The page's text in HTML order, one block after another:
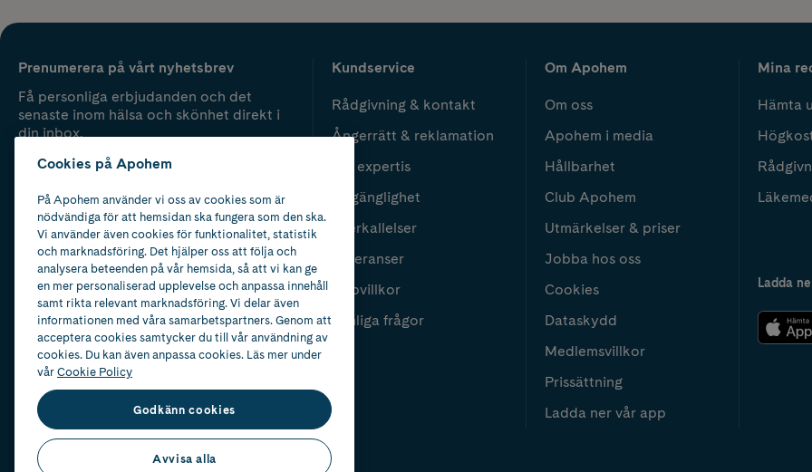
Prenumerera på vårt nyhetsbrev
Få personliga erbjudanden och det
senaste inom hälsa och skönhet direkt i
din inbox.
Kundservice
Rådgivning & kontakt
Ångerrätt & reklamation
Vår expertis
Tillgänglighet
Återkallelser
Leveranser
Köpvillkor
Vanliga frågor
Om Apohem
Om oss
Apohem i media
Hållbarhet
Club Apohem
Utmärkelser & priser
Jobba hos oss
Cookies
Dataskydd
Medlemsvillkor
Prissättning
Ladda ner vår app
Mina
Hämta
Ladda
Cookies på Apohem
På Apohem använder vi oss av cookies som är
nödvändiga för att hemsidan ska fungera som den ska.
Vi använder även cookies för funktionalitet, statistik
och marknadsföring. Det hjälper oss att följa och
analysera beteenden på vår hemsida, så att vi kan ge
en mer personaliserad upplevelse och anpassa innehåll
samt rikta relevant marknadsföring. Vi delar även
informationen med våra samarbetspartners. Genom att
acceptera cookies samtycker du till vår användning av
cookies. Du kan även anpassa cookies. Läs mer under
vårCookie Policy
Godkänn cookies
Avvisa alla